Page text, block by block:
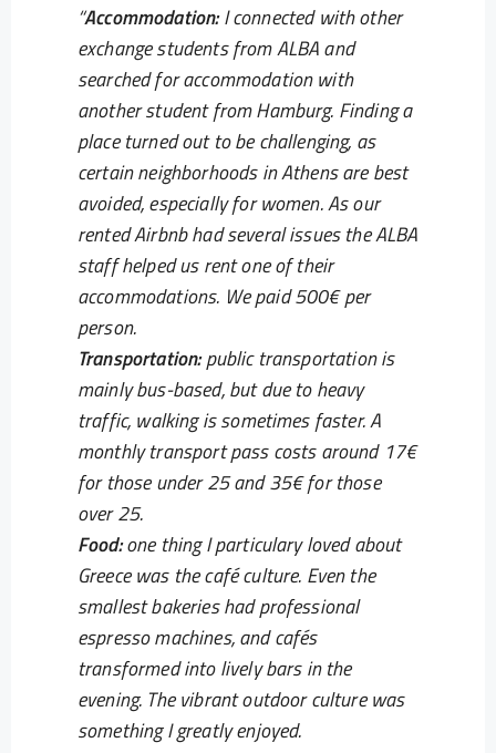
Accommodation:I connected with other
exchange students from ALBA and
searched for accommodation with
another student from Hamburg. Finding a
place turned out to be challenging, as
certain neighborhoods in Athens are best
avoided, especially for women. As our
rented Airbnb had several issues the ALBA
staff helped us rent one of their
accommodations. We paid 500€ per
person.
Transportation:public transportation is
mainly bus-based, but due to heavy
traffic, walking is sometimes faster. A
monthly transport pass costs around 17€
for those under 25 and 35€ for those
over 25.
Food:one thing I particulary loved about
Greece was the café culture. Even the
smallest bakeries had professional
espresso machines, and cafés
transformed into lively bars in the
evening. The vibrant outdoor culture was
something I greatly enjoyed.